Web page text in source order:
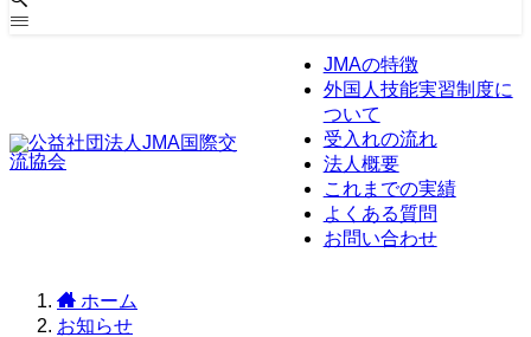
JMAの特徴
外国人技能実習制度に
ついて
受入れの流れ
法人概要
これまでの実績
よくある質問
お問い合わせ
ホーム
お知らせ